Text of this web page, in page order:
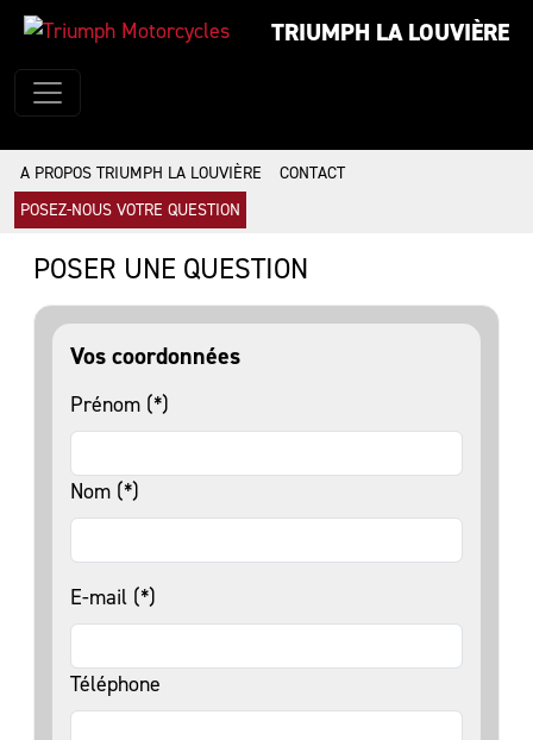
TRIUMPH LA LOUVIÈRE
A PROPOS TRIUMPH LA LOUVIÈRE
CONTACT
POSEZ-NOUS VOTRE QUESTION
POSER UNE QUESTION
Vos coordonnées
Prénom (*)
Nom (*)
E-mail (*)
Téléphone